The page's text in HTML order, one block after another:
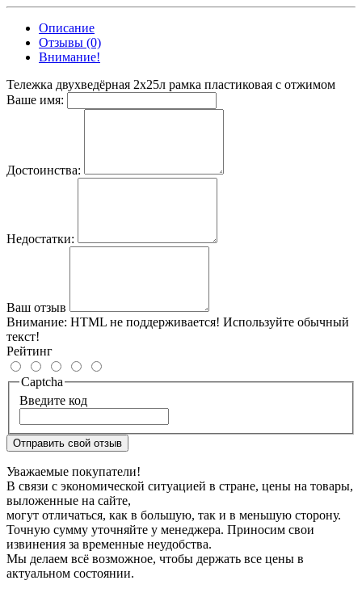
Описание
Отзывы (0)
Внимание!
Тележка двухведёрная 2x25л рамка пластиковая с отжимом
Ваше имя:
Достоинства:
Недостатки:
Ваш отзыв
Внимание: HTML не поддерживается! Используйте обычный
текст!
Рейтинг
Captcha
Введите код
Отправить свой отзыв
Уважаемые покупатели!
В связи с экономической ситуацией в стране, цены на товары,
выложенные на сайте,
могут отличаться, как в большую, так и в меньшую сторону.
Точную сумму уточняйте у менеджера. Приносим свои
извинения за временные неудобства.
Мы делаем всё возможное, чтобы держать все цены в
актуальном состоянии.